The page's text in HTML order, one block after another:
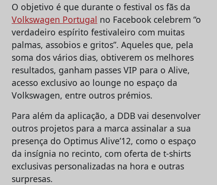
O objetivo é que durante o festival os fãs da
Volkswagen Portugal no Facebook celebrem “o
verdadeiro espírito festivaleiro com muitas
palmas, assobios e gritos”. Aqueles que, pela
soma dos vários dias, obtiverem os melhores
resultados, ganham passes VIP para o Alive,
acesso exclusivo ao lounge no espaço da
Volkswagen, entre outros prémios.
Para além da aplicação, a DDB vai desenvolver
outros projetos para a marca assinalar a sua
presença do Optimus Alive’12, como o espaço
da insígnia no recinto, com oferta de t-shirts
exclusivas personalizadas na hora e outras
surpresas.